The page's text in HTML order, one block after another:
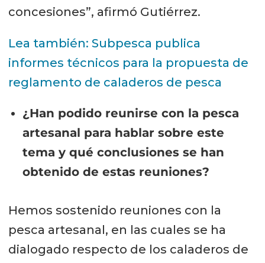
concesiones”, afirmó Gutiérrez.
Lea también: Subpesca publica
informes técnicos para la propuesta de
reglamento de caladeros de pesca
¿Han podido reunirse con la pesca
artesanal para hablar sobre este
tema y qué conclusiones se han
obtenido de estas reuniones?
Hemos sostenido reuniones con la
pesca artesanal, en las cuales se ha
dialogado respecto de los caladeros de